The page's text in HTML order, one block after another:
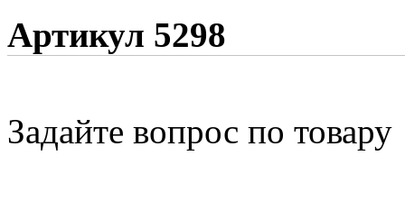
Артикул 5298
Задайте вопрос по товару